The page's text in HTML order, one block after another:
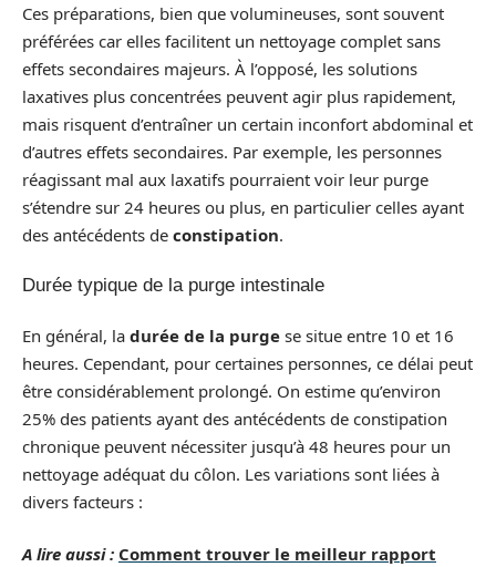
Ces préparations, bien que volumineuses, sont souvent
préférées car elles facilitent un nettoyage complet sans
effets secondaires majeurs. À l’opposé, les solutions
laxatives plus concentrées peuvent agir plus rapidement,
mais risquent d’entraîner un certain inconfort abdominal et
d’autres effets secondaires. Par exemple, les personnes
réagissant mal aux laxatifs pourraient voir leur purge
s’étendre sur 24 heures ou plus, en particulier celles ayant
des antécédents de constipation.
Durée typique de la purge intestinale
En général, la durée de la purge se situe entre 10 et 16
heures. Cependant, pour certaines personnes, ce délai peut
être considérablement prolongé. On estime qu’environ
25% des patients ayant des antécédents de constipation
chronique peuvent nécessiter jusqu’à 48 heures pour un
nettoyage adéquat du côlon. Les variations sont liées à
divers facteurs :
A lire aussi : Comment trouver le meilleur rapport